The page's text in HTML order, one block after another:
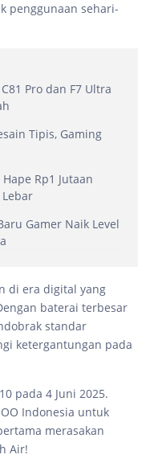
penggunaan sehari-
Pro dan F7 Ultra
Tipis, Gaming
Rp1 Jutaan
Gamer Naik Level
di era digital yang
baterai terbesar
standar
ketergantungan pada
pada 4 Juni 2025.
Indonesia untuk
merasakan
Air!